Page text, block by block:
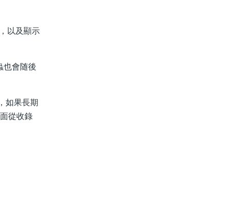
以及顯示
也會随後
如果長期
從收錄